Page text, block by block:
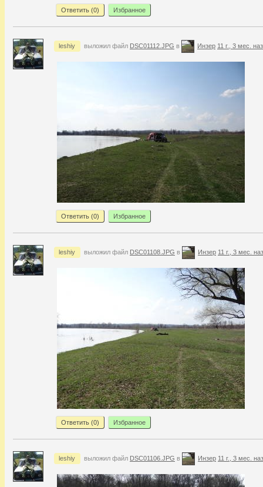
Ответить (0) Избранное
leshiy выложил файл DSC01112.JPG в Инзер 11 г., 3 мес.
Ответить (0) Избранное
leshiy выложил файл DSC01108.JPG в Инзер 11 г., 3 мес.
Ответить (0) Избранное
leshiy выложил файл DSC01106.JPG в Инзер 11 г., 3 мес.